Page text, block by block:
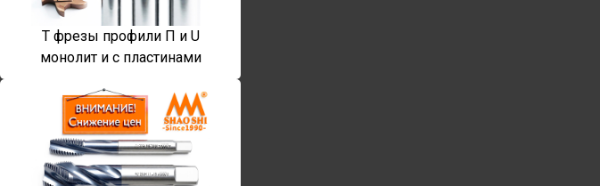
T фрезы профили П и U
монолит и с пластинами